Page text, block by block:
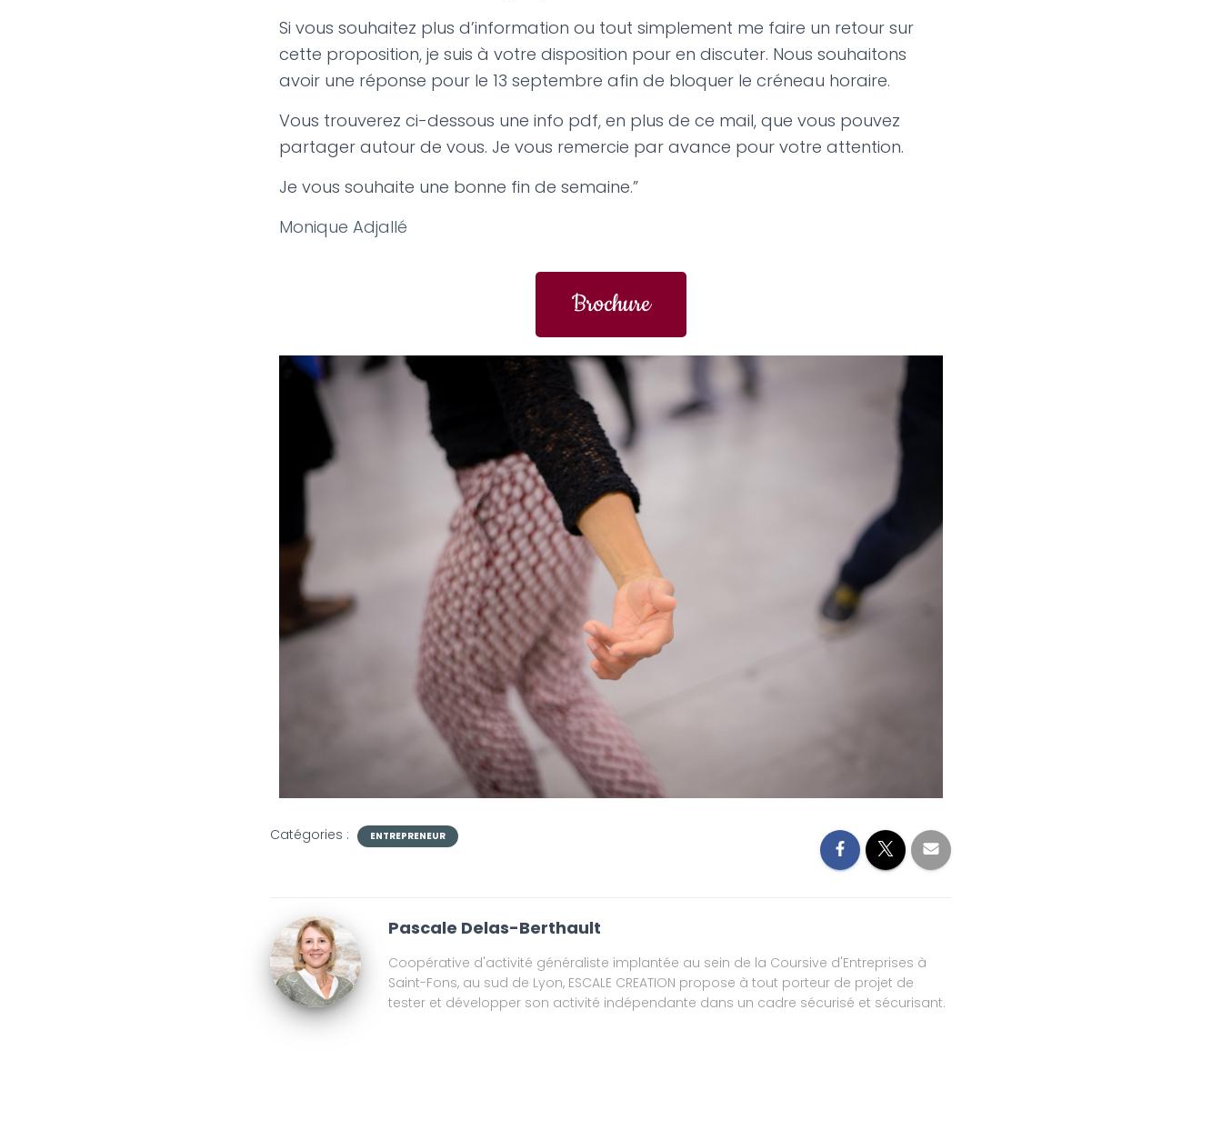
Si vous souhaitez plus d’information ou tout simplement me faire un retour sur
cette proposition, je suis à votre disposition pour en discuter. Nous souhaitons
avoir une réponse pour le 13 septembre afin de bloquer le créneau horaire.
Vous trouverez ci-dessous une info pdf, en plus de ce mail, que vous pouvez
partager autour de vous. Je vous remercie par avance pour votre attention.
Je vous souhaite une bonne fin de semaine.”
Monique Adjallé
Brochure
Catégories : ENTREPRENEUR
Pascale Delas-Berthault
Coopérative d'activité généraliste implantée au sein de la Coursive d'Entreprises à
Saint-Fons, au sud de Lyon, ESCALE CREATION propose à tout porteur de projet de
tester et développer son activité indépendante dans un cadre sécurisé et sécurisant.